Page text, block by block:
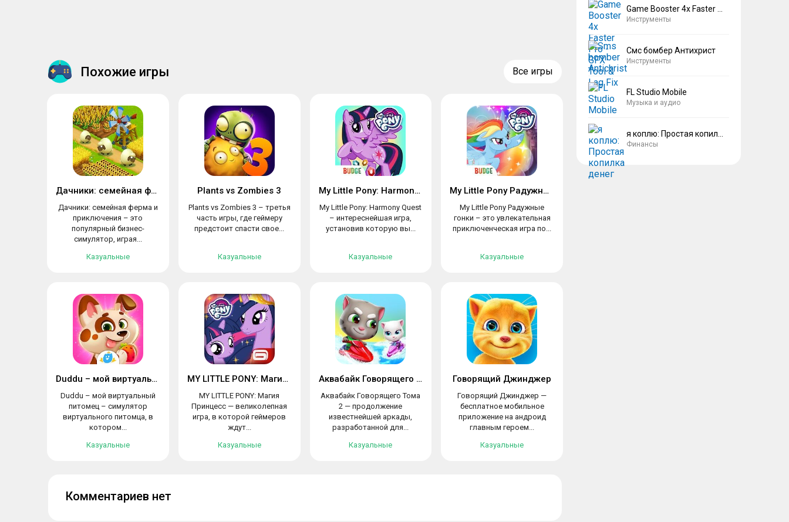
Похожие игры Все игры
Дачники: семейная ферма и приключения
Дачники: семейная ферма и
приключения – это
популярный бизнес-
симулятор, играя...
Казуальные
Plants vs Zombies 3
Plants vs Zombies 3 – третья
часть игры, где геймеру
предстоит спасти свое...
Казуальные
My Little Pony: Harmony Quest
My Little Pony: Harmony Quest
– интереснейшая игра,
установив которую вы...
Казуальные
My Little Pony Радужные гонки
My Little Pony Радужные
гонки – это увлекательная
приключенческая игра по...
Казуальные
Duddu – мой виртуальный питомец
Duddu – мой виртуальный
питомец – симулятор
виртуального питомца, в
котором...
Казуальные
MY LITTLE PONY: Магия Принцесс
MY LITTLE PONY: Магия
Принцесс — великолепная
игра, в которой геймеров
ждут...
Казуальные
Аквабайк Говорящего Тома 2
Аквабайк Говорящего Тома
2 — продолжение
известнейшей аркады,
разработанной для...
Казуальные
Говорящий Джинджер
Говорящий Джинджер —
бесплатное мобильное
приложение на андроид
главным героем...
Казуальные
Комментариев нет
Инструменты
Смс бомбер Антихрист
Инструменты
FL Studio Mobile
Музыка и аудио
Финансы